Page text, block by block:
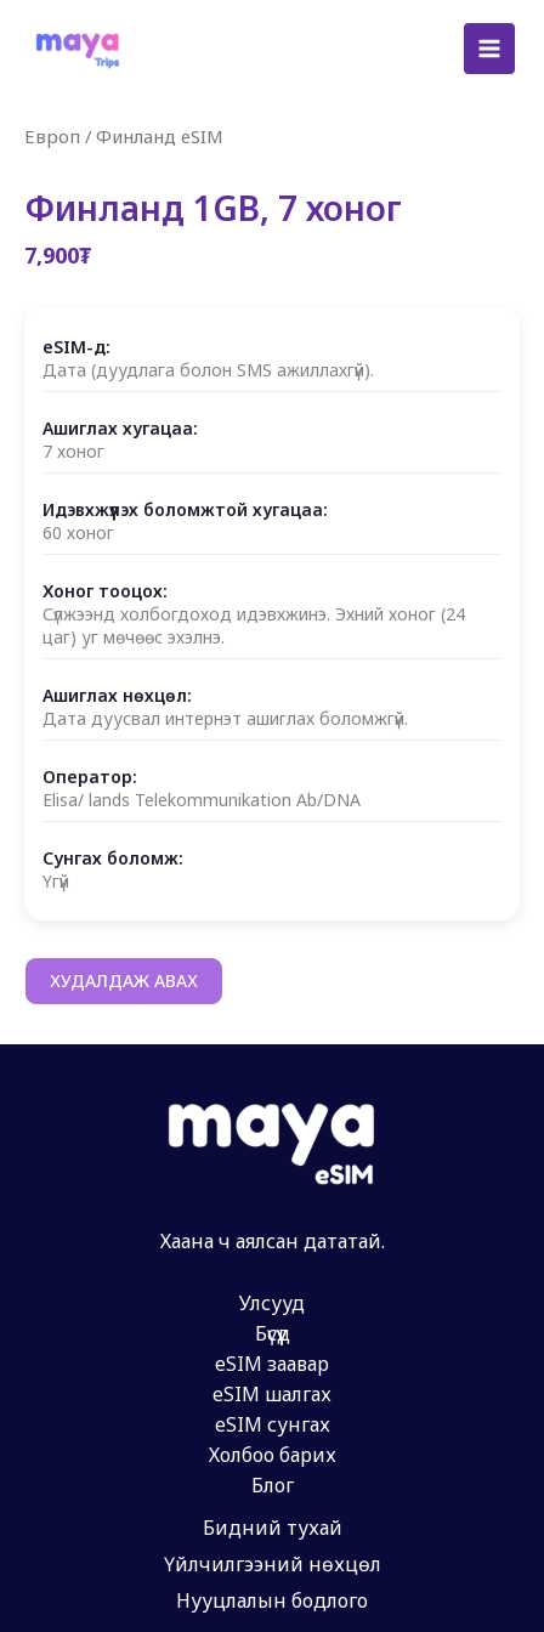
Европ / Финланд eSIM
Финланд 1GB, 7 хоног
7,900₮
eSIM-д:
Дата (дуудлага болон SMS ажиллахгүй).
Ашиглах хугацаа:
7 хоног
Идэвхжүүлэх боломжтой хугацаа:
60 хоног
Хоног тооцох:
Сүлжээнд холбогдоход идэвхжинэ. Эхний хоног (24
цаг) уг мөчөөс эхэлнэ.
Ашиглах нөхцөл:
Дата дуусвал интернэт ашиглах боломжгүй.
Оператор:
Elisa/ lands Telekommunikation Ab/DNA
Сунгах боломж:
Үгүй
ХУДАЛДАЖ АВАХ
Хаана ч аялсан дататай.
Улсууд
Бүсүүд
eSIM заавар
eSIM шалгах
eSIM сунгах
Холбоо барих
Блог
Бидний тухай
Үйлчилгээний нөхцөл
Нууцлалын бодлого